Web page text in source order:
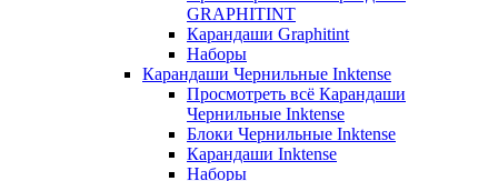
GRAPHITINT
Карандаши Graphitint
Наборы
Карандаши Чернильные Inktense
Просмотреть всё Карандаши
Чернильные Inktense
Блоки Чернильные Inktense
Карандаши Inktense
Наборы